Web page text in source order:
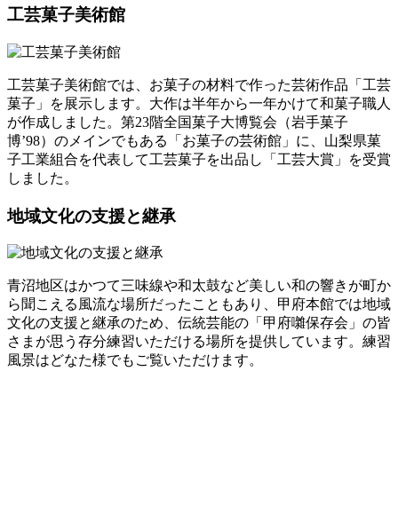
工芸菓子美術館
工芸菓子美術館では、お菓子の材料で作った芸術作品「工芸
菓子」を展示します。大作は半年から一年かけて和菓子職人
が作成しました。第23階全国菓子大博覧会（岩手菓子
博’98）のメインでもある「お菓子の芸術館」に、山梨県菓
子工業組合を代表して工芸菓子を出品し「工芸大賞」を受賞
しました。
地域文化の支援と継承
青沼地区はかつて三味線や和太鼓など美しい和の響きが町か
ら聞こえる風流な場所だったこともあり、甲府本館では地域
文化の支援と継承のため、伝統芸能の「甲府囃保存会」の皆
さまが思う存分練習いただける場所を提供しています。練習
風景はどなた様でもご覧いただけます。